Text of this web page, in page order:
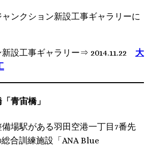
ンクション新設工事ギャラリーに
設工事ギャラリー⇒ 2014.11.22 大
青宙橋」
場駅がある羽田空港一丁目7番先
合訓練施設「ANA Blue